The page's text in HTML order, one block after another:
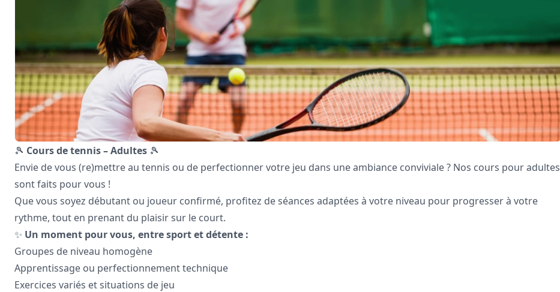
🎾 Cours de tennis – Adultes 🎾
Envie de vous (re)mettre au tennis ou de perfectionner votre jeu dans une ambiance conviviale ? Nos cours pour adultes
sont faits pour vous !
Que vous soyez débutant ou joueur confirmé, profitez de séances adaptées à votre niveau pour progresser à votre
rythme, tout en prenant du plaisir sur le court.
✨ Un moment pour vous, entre sport et détente :
Groupes de niveau homogène
Apprentissage ou perfectionnement technique
Exercices variés et situations de jeu